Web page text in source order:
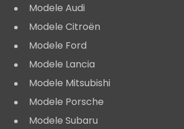
Modele Audi
Modele Citroën
Modele Ford
Modele Lancia
Modele Mitsubishi
Modele Porsche
Modele Subaru